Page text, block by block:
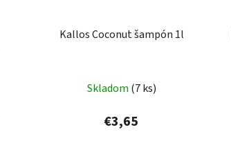
Kallos Coconut šampón 1l
Skladom (7 ks)
€3,65